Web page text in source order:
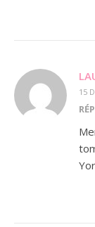
15